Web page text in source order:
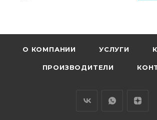
О КОМПАНИИ УСЛУГИ
ПРОИЗВОДИТЕЛИ